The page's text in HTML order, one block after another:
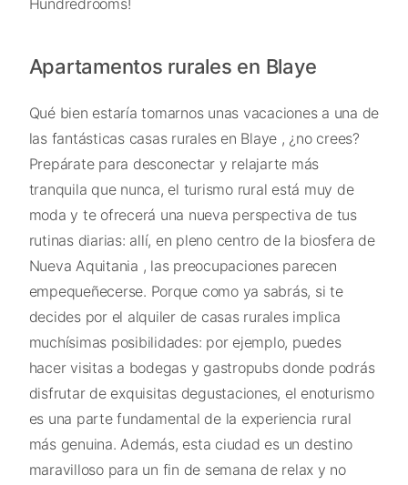
Hundredrooms!
Apartamentos rurales en Blaye
Qué bien estaría tomarnos unas vacaciones a una de
las fantásticas casas rurales en Blaye , ¿no crees?
Prepárate para desconectar y relajarte más
tranquila que nunca, el turismo rural está muy de
moda y te ofrecerá una nueva perspectiva de tus
rutinas diarias: allí, en pleno centro de la biosfera de
Nueva Aquitania , las preocupaciones parecen
empequeñecerse. Porque como ya sabrás, si te
decides por el alquiler de casas rurales implica
muchísimas posibilidades: por ejemplo, puedes
hacer visitas a bodegas y gastropubs donde podrás
disfrutar de exquisitas degustaciones, el enoturismo
es una parte fundamental de la experiencia rural
más genuina. Además, esta ciudad es un destino
maravilloso para un fin de semana de relax y no